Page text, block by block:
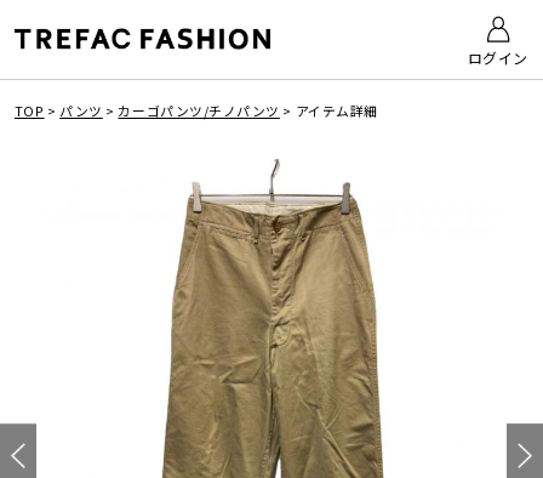
ログイン
TOP > パンツ > カーゴパンツ/チノパンツ > アイテム詳細